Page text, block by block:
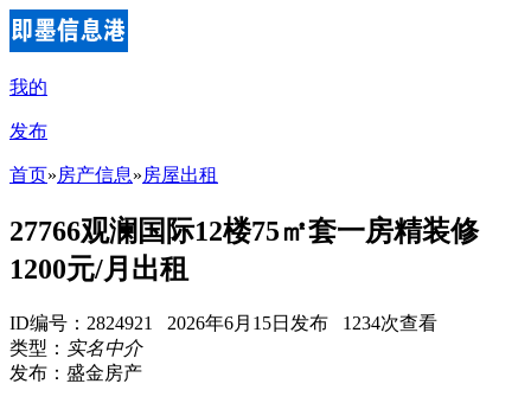
我的
发布
首页»房产信息»房屋出租
27766观澜国际12楼75㎡套一房精装修
1200元/月出租
ID编号：2824921 2026年6月15日发布 1234次查看
类型： 实名中介
发布：盛金房产